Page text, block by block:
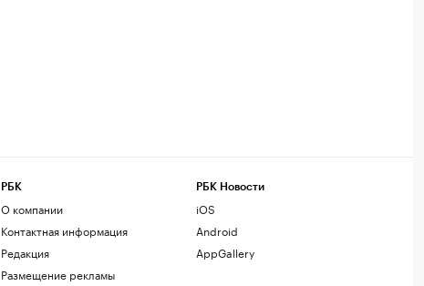
РБК
О компании
Контактная информация
Редакция
Размещение рекламы
РБК Новости
iOS
Android
AppGallery